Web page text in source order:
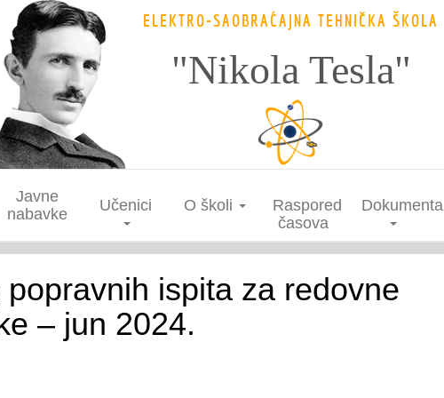
ELEKTRO-SAOBRAĆAJNA TEHNIČKA ŠKOLA
"Nikola Tesla"
Javne
nabavke
Učenici O školi
Raspored
časova
Dokumenta
ispita za redovne
– jun 2024.